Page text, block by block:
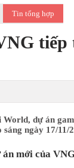
Tin tổng hợp
tiếp
World, dự án
sáng ngày 17/11/
án mới của